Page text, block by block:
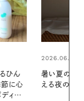
を整
2026.07.21